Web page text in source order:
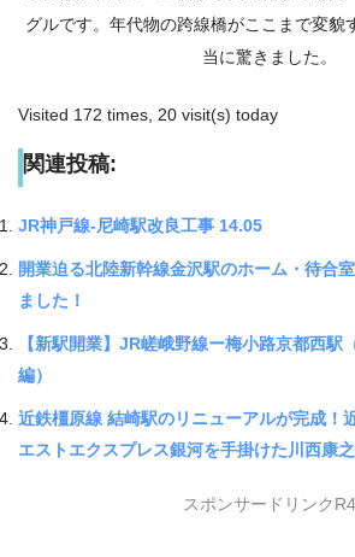
グルです。年代物の跨線橋がここまで変貌
当に驚きました。
Visited 172 times, 20 visit(s) today
関連投稿:
JR神戸線-尼崎駅改良工事 14.05
開業迫る北陸新幹線金沢駅のホーム・待合
ました！
【新駅開業】JR嵯峨野線ー梅小路京都西駅
編）
近鉄橿原線 結崎駅のリニューアルが完成！
エストエクスプレス銀河を手掛けた川西康
スポンサードリンクR4